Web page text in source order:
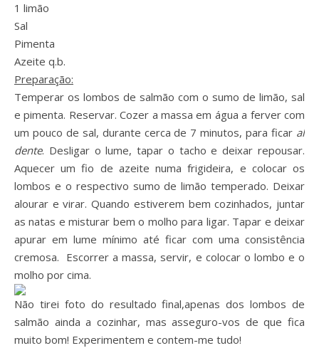
1 limão
Sal
Pimenta
Azeite q.b.
Preparação:
Temperar os lombos de salmão com o sumo de limão, sal
e pimenta. Reservar. Cozer a massa em água a ferver com
um pouco de sal, durante cerca de 7 minutos, para ficar al
dente. Desligar o lume, tapar o tacho e deixar repousar.
Aquecer um fio de azeite numa frigideira, e colocar os
lombos e o respectivo sumo de limão temperado. Deixar
alourar e virar. Quando estiverem bem cozinhados, juntar
as natas e misturar bem o molho para ligar. Tapar e deixar
apurar em lume mínimo até ficar com uma consistência
cremosa. Escorrer a massa, servir, e colocar o lombo e o
molho por cima.
Não tirei foto do resultado final,apenas dos lombos de
salmão ainda a cozinhar, mas asseguro-vos de que fica
muito bom! Experimentem e contem-me tudo!